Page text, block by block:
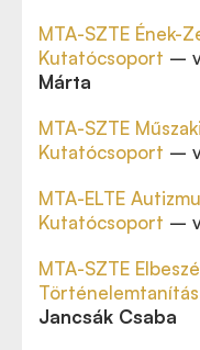
MTA-SZTE Ének-
Kutatócsoport –
Márta
MTA-SZTE
Kutatócsoport –
MTA-ELTE
Kutatócsoport –
MTA-SZTE
Jancsák Csaba